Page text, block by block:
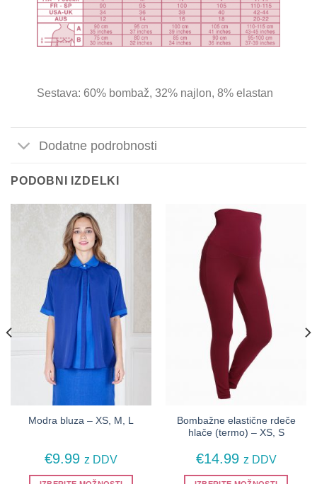
Sestava: 60% bombaž, 32% najlon, 8% elastan
Dodatne podrobnosti
PODOBNI IZDELKI
Modra bluza – XS, M, L
€9.99 z DDV
Bombažne elastične rdeče
hlače (termo) – XS, S
€14.99 z DDV